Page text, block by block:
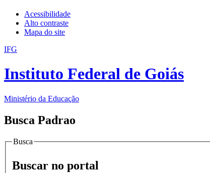
Acessibilidade
Alto contraste
Mapa do site
IFG
Instituto Federal de Goiás
Ministério da Educação
Busca Padrao
Busca
Buscar no portal